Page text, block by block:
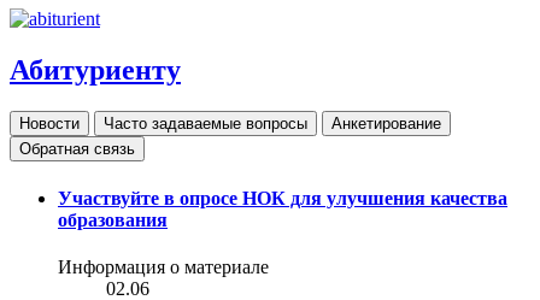
Абитуриенту
Новости Часто задаваемые вопросы
Анкетирование
Обратная связь
Участвуйте в опросе НОК для улучшения качества
образования
Информация о материале
02.06